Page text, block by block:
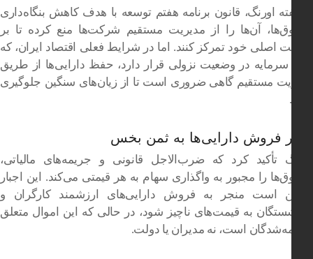
اورنگ، قانون برنامه هفتم توسعه با هدف کاهش بنگاه‌داری
آن‌ها را از مدیریت مستقیم شرکت‌ها منع کرده تا بر
اصلی خود تمرکز کنند. اما در شرایط فعلی اقتصاد ایران، که
سرمایه در وضعیت نزولی قرار دارد، حفظ دارایی‌ها از طریق
مستقیم گاهی ضروری است تا از زیان‌های سنگین جلوگیری
فروش دارایی‌ها به ثمن بخس
تأکید کرد که ضرب‌الاجل قانونی و جریمه‌های مالیاتی،
را مجبور به واگذاری سهام به هر قیمتی می‌کند. این اجبار
است منجر به فروش دارایی‌های ارزشمند کارگران و
به قیمت‌های ناچیز شود، در حالی که این اموال متعلق
است، نه مدیران یا دولت.